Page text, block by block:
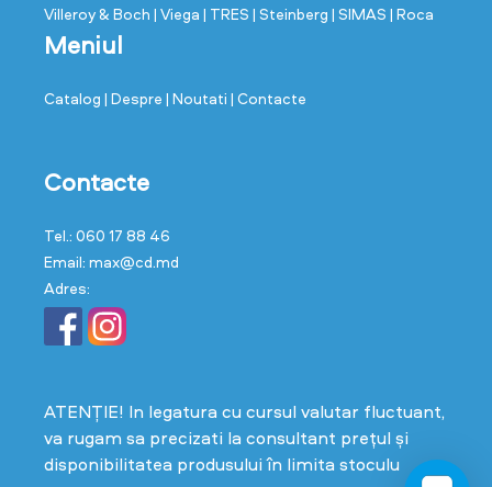
Villeroy & Boch | Viega | TRES | Steinberg | SIMAS | Roca
Meniul
Catalog | Despre | Noutati | Contacte
Contacte
Tel.: 060 17 88 46
Email: max@cd.md
Adres:
ATENȚIE! In legatura cu cursul valutar fluctuant,
va rugam sa precizati la consultant prețul și
disponibilitatea produsului în limita stoculu